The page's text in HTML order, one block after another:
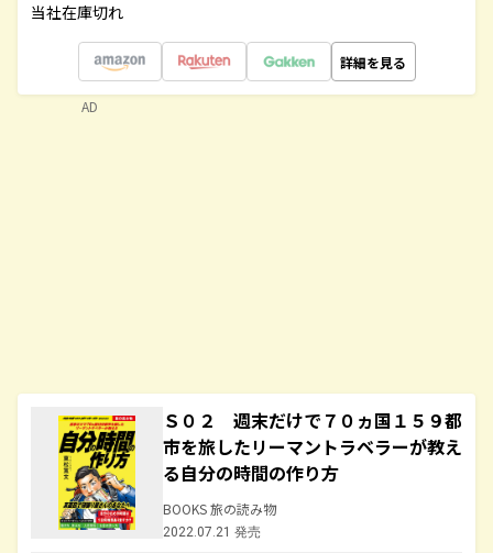
当社在庫切れ
詳細を見る
Ｓ０２ 週末だけで７０ヵ国１５９都
市を旅したリーマントラベラーが教え
る自分の時間の作り方
BOOKS 旅の読み物
2022.07.21 発売
AD